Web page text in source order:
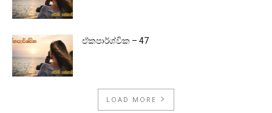
ඒකපාර්ශ්වික – 47
LOAD MORE